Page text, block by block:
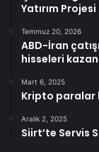
Yatırım
Temmuz 20, 2026
ABD-İran
hisseleri
Mart 6, 2025
Kripto paralar
Aralık 2, 2025
Siirt’te Servis